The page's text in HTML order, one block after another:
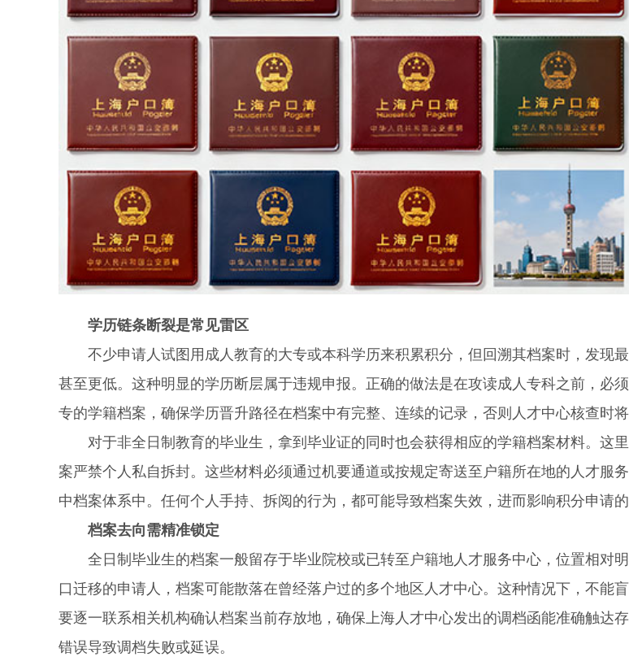
学历链条断裂是常见雷区
不少申请人试图用成人教育的大专或本科学历来积累积分，但回溯其档案时，发现
甚至更低。这种明显的学历断层属于违规申报。正确的做法是在攻读成人专科之前，必
专的学籍档案，确保学历晋升路径在档案中有完整、连续的记录，否则人才中心核查时将
对于非全日制教育的毕业生，拿到毕业证的同时也会获得相应的学籍档案材料。这
案严禁个人私自拆封。这些材料必须通过机要通道或按规定寄送至户籍所在地的人才服
中档案体系中。任何个人手持、拆阅的行为，都可能导致档案失效，进而影响积分申请的
档案去向需精准锁定
全日制毕业生的档案一般留存于毕业院校或已转至户籍地人才服务中心，位置相对
口迁移的申请人，档案可能散落在曾经落户过的多个地区人才中心。这种情况下，不能
要逐一联系相关机构确认档案当前存放地，确保上海人才中心发出的调档函能准确触达
错误导致调档失败或延误。